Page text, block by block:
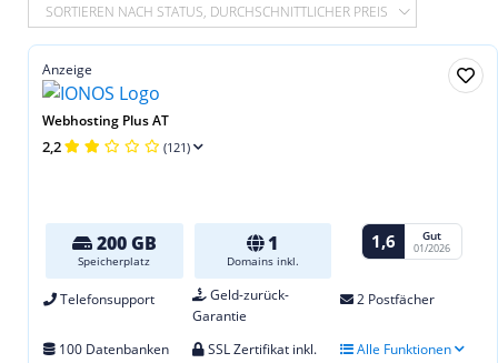
SORTIEREN NACH STATUS, DURCHSCHNITTLICHER PREIS
Anzeige
Webhosting Plus AT
2,2 (121)
200 GB
Speicherplatz
1
Domains inkl.
1,6 Gut
01/2026
Telefonsupport
Geld-zurück-
Garantie
2 Postfächer
100 Datenbanken SSL Zertifikat inkl. Alle Funktionen